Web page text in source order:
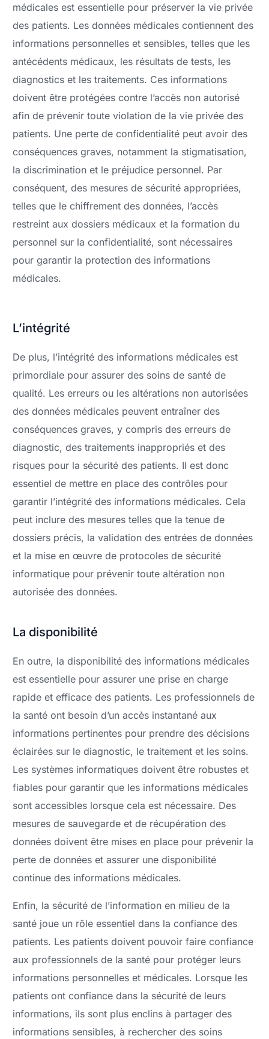
médicales est essentielle pour préserver la vie privée
des patients. Les données médicales contiennent des
informations personnelles et sensibles, telles que les
antécédents médicaux, les résultats de tests, les
diagnostics et les traitements. Ces informations
doivent être protégées contre l’accès non autorisé
afin de prévenir toute violation de la vie privée des
patients. Une perte de confidentialité peut avoir des
conséquences graves, notamment la stigmatisation,
la discrimination et le préjudice personnel. Par
conséquent, des mesures de sécurité appropriées,
telles que le chiffrement des données, l’accès
restreint aux dossiers médicaux et la formation du
personnel sur la confidentialité, sont nécessaires
pour garantir la protection des informations
médicales.
L’intégrité
De plus, l’intégrité des informations médicales est
primordiale pour assurer des soins de santé de
qualité. Les erreurs ou les altérations non autorisées
des données médicales peuvent entraîner des
conséquences graves, y compris des erreurs de
diagnostic, des traitements inappropriés et des
risques pour la sécurité des patients. Il est donc
essentiel de mettre en place des contrôles pour
garantir l’intégrité des informations médicales. Cela
peut inclure des mesures telles que la tenue de
dossiers précis, la validation des entrées de données
et la mise en œuvre de protocoles de sécurité
informatique pour prévenir toute altération non
autorisée des données.
La disponibilité
En outre, la disponibilité des informations médicales
est essentielle pour assurer une prise en charge
rapide et efficace des patients. Les professionnels de
la santé ont besoin d’un accès instantané aux
informations pertinentes pour prendre des décisions
éclairées sur le diagnostic, le traitement et les soins.
Les systèmes informatiques doivent être robustes et
fiables pour garantir que les informations médicales
sont accessibles lorsque cela est nécessaire. Des
mesures de sauvegarde et de récupération des
données doivent être mises en place pour prévenir la
perte de données et assurer une disponibilité
continue des informations médicales.
Enfin, la sécurité de l’information en milieu de la
santé joue un rôle essentiel dans la confiance des
patients. Les patients doivent pouvoir faire confiance
aux professionnels de la santé pour protéger leurs
informations personnelles et médicales. Lorsque les
patients ont confiance dans la sécurité de leurs
informations, ils sont plus enclins à partager des
informations sensibles, à rechercher des soins